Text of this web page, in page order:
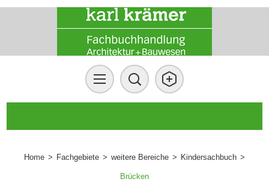
Home > Fachgebiete > weitere Bereiche > Kindersachbuch >
Brücken